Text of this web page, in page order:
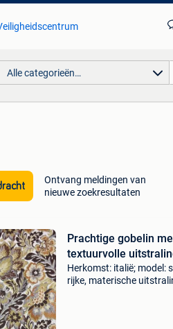
Alle categorieën…
Ontvang meldingen van
nieuwe zoekresultaten
Prachtige gobelin
textuurvolle
Herkomst: italië; model:
rijke, materische